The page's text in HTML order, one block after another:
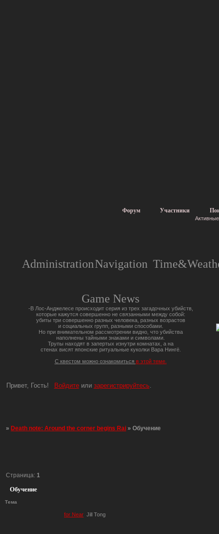
Форум Участники
AdministrationNavigation
Game News
-В Лос-Анджелесе происходит серия из трех загадочных убийств,
которые кажутся совершенно не связанными между собой:
убиты три совершенно разных человека, разных возрастов
и социальных групп, разными способами.
Но при внимательном рассмотрении видно, что убийства
наполнены тайными знаками и символами.
Трупы находят в запертых изнутри комнатах, а на
стенах висят японские ритуальные куколки Вара Нингё.
С квестом можно ознакомиться в этой теме.
Привет, Гость! Войдитеили зарегистрируйтесь.
»Death note: Around the corner begins Rai »Обучение
Обучение
Страница: 1
Тема
for Near Jill Tong